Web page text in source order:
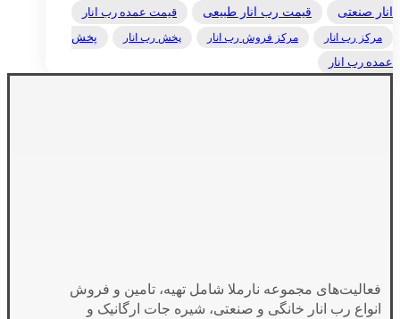
انار صنعتی قیمت رب انار طبیعی قیمت عمده رب انار
مرکز رب انار مرکز فروش رب انار پخش رب انار
پخش
عمده رب انار
فعالیت‌های مجموعه نارملا شامل تهیه، تامین و فروش
انواع رب انار خانگی و صنعتی، شیره جات ارگانیک و